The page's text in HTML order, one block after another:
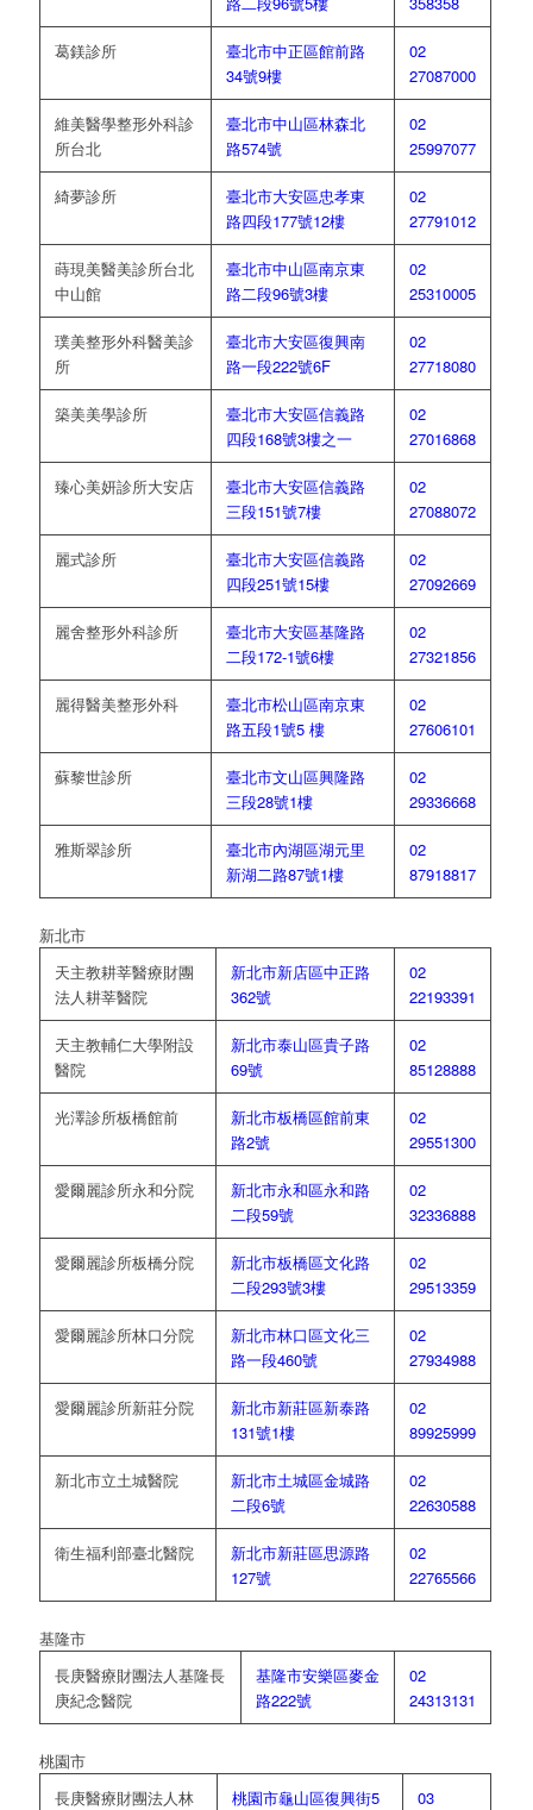
葛鎂診所
臺北市中正區館前路
34號9樓
02
27087000
維美醫學整形外科診
所台北
臺北市中山區林森北
路574號
02
25997077
綺夢診所
臺北市大安區忠孝東
路四段177號12樓
02
27791012
蒔現美醫美診所台北
中山館
臺北市中山區南京東
路二段96號3樓
02
25310005
璞美整形外科醫美診
所
臺北市大安區復興南
路一段222號6F
02
27718080
築美美學診所
臺北市大安區信義路
四段168號3樓之一
02
27016868
臻心美妍診所大安店
臺北市大安區信義路
三段151號7樓
02
27088072
麗式診所
臺北市大安區信義路
四段251號15樓
02
27092669
麗舍整形外科診所
臺北市大安區基隆路
二段172-1號6樓
02
27321856
麗得醫美整形外科
臺北市松山區南京東
路五段1號5 樓
02
27606101
蘇黎世診所
臺北市文山區興隆路
三段28號1樓
02
29336668
雅斯翠診所
臺北市內湖區湖元里
新湖二路87號1樓
02
87918817
新北市
天主教耕莘醫療財團
法人耕莘醫院
新北市新店區中正路
362號
02
22193391
天主教輔仁大學附設
醫院
新北市泰山區貴子路
69號
02
85128888
光澤診所板橋館前
新北市板橋區館前東
路2號
02
29551300
愛爾麗診所永和分院
新北市永和區永和路
二段59號
02
32336888
愛爾麗診所板橋分院
新北市板橋區文化路
二段293號3樓
02
29513359
愛爾麗診所林口分院
新北市林口區文化三
路一段460號
02
27934988
愛爾麗診所新莊分院
新北市新莊區新泰路
131號1樓
02
89925999
新北市立土城醫院
新北市土城區金城路
二段6號
02
22630588
衛生福利部臺北醫院
新北市新莊區思源路
127號
02
22765566
基隆市
長庚醫療財團法人基隆長
庚紀念醫院
基隆市安樂區麥金
路222號
02
24313131
桃園市
長庚醫療財團法人林
桃園市龜山區復興街5
03